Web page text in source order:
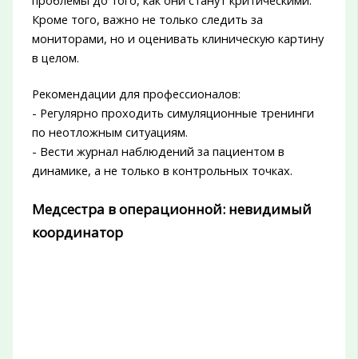
Кроме того, важно не только следить за
мониторами, но и оценивать клиническую картину
в целом.
Рекомендации для профессионалов:
- Регулярно проходить симуляционные тренинги
по неотложным ситуациям.
- Вести журнал наблюдений за пациентом в
динамике, а не только в контрольных точках.
Медсестра в операционной: невидимый
координатор